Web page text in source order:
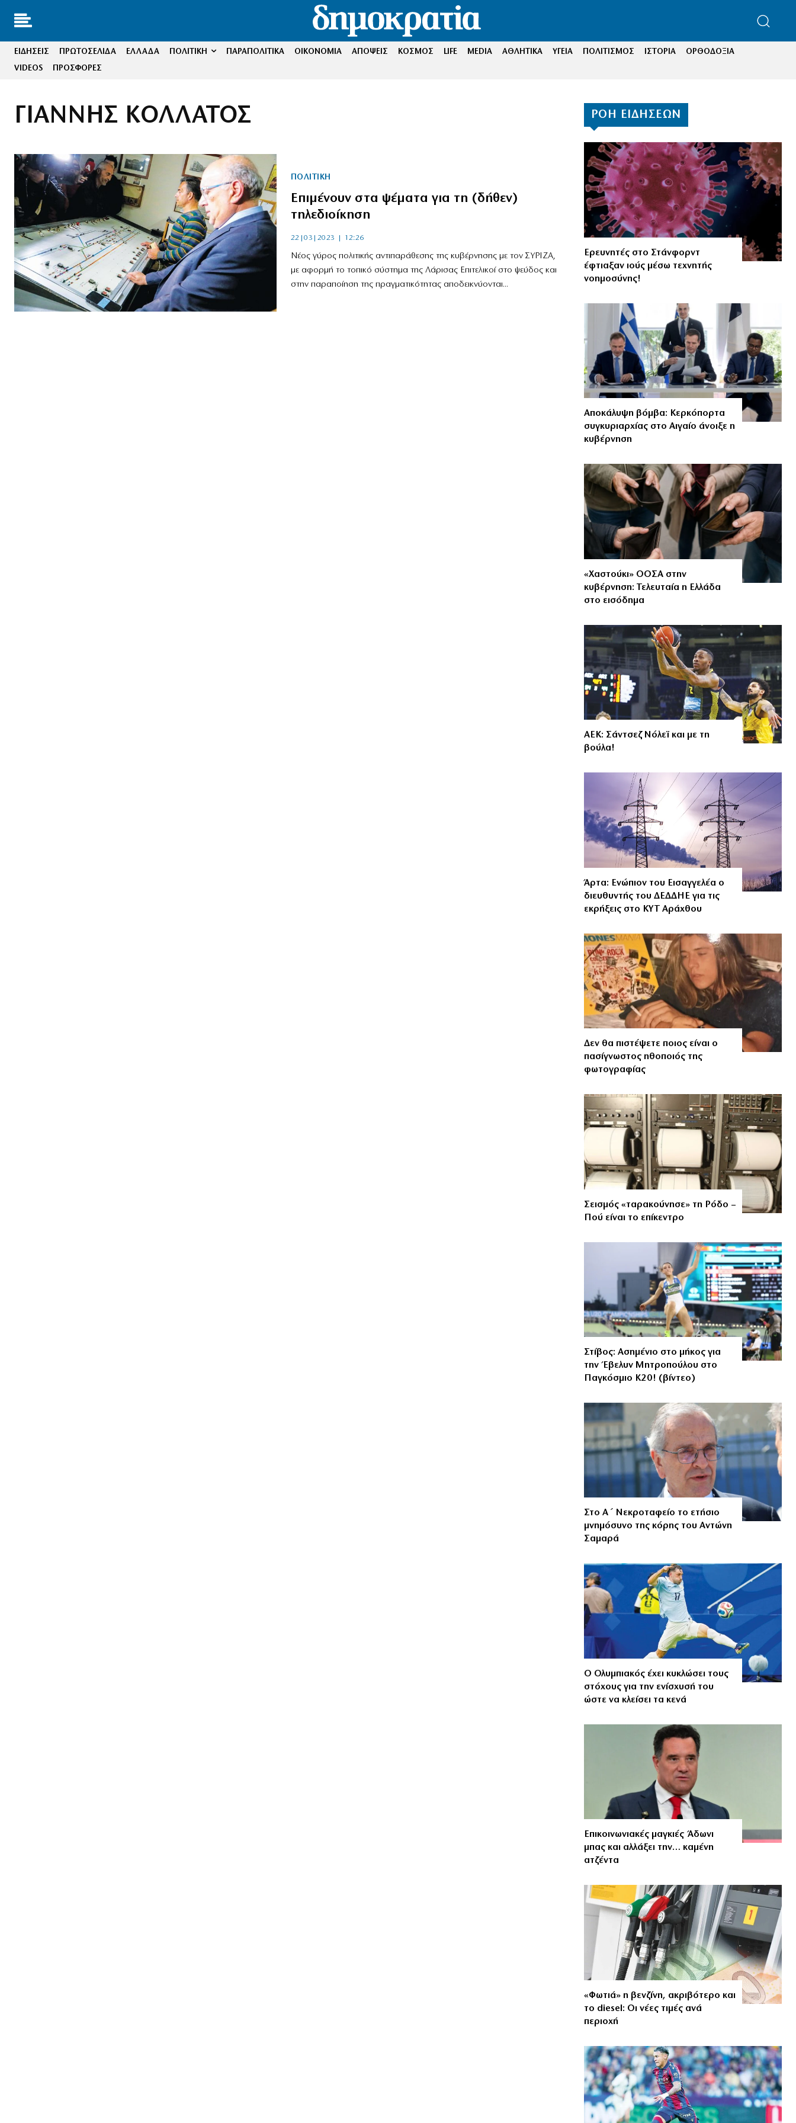
ΕΙΔΗΣΕΙΣ ΠΡΩΤΟΣΕΛΙΔΑ ΕΛΛΑΔΑ ΠΟΛΙΤΙΚΗ ΠΑΡΑΠΟΛΙΤΙΚΑ ΟΙΚΟΝΟΜΙΑ ΑΠΟΨΕΙΣ ΚΟΣΜΟΣ LIFE MEDIA ΑΘΛΗΤΙΚΑ ΥΓΕΙΑ ΠΟΛΙΤΙΣΜΟΣ ΙΣΤΟΡΙΑ
ΟΡΘΟΔΟΞΙΑ
VIDEOS
ΠΡΟΣΦΟΡΕΣ
ΓΙΑΝΝΗΣ ΚΟΛΛΑΤΟΣ
ΠΟΛΙΤΙΚΗ
Επιμένουν στα ψέματα για τη (δήθεν)
τηλεδιοίκηση
22|03|2023 | 12:26
Νέος γύρος πολιτικής αντιπαράθεσης της κυβέρνησης με τον ΣΥΡΙΖΑ,
με αφορμή το τοπικό σύστημα της Λάρισας Επιτελικοί στο ψεύδος και
στην παραποίηση της πραγματικότητας αποδεικνύονται...
ΡΟΗ ΕΙΔΗΣΕΩΝ
Ερευνητές στο Στάνφορντ
έφτιαξαν ιούς μέσω τεχνητής
νοημοσύνης!
Αποκάλυψη βόμβα: Κερκόπορτα
συγκυριαρχίας στο Αιγαίο άνοιξε η
κυβέρνηση
«Χαστούκι» ΟΟΣΑ στην
κυβέρνηση: Τελευταία η Ελλάδα
στο εισόδημα
ΑΕΚ: Σάντσεζ Νόλεϊ και με τη
βούλα!
Άρτα: Ενώπιον του Εισαγγελέα ο
διευθυντής του ΔΕΔΔΗΕ για τις
εκρήξεις στο ΚΥΤ Αράχθου
Δεν θα πιστέψετε ποιος είναι ο
πασίγνωστος ηθοποιός της
φωτογραφίας
Σεισμός «ταρακούνησε» τη Ρόδο –
Πού είναι το επίκεντρο
Στίβος: Ασημένιο στο μήκος για
την Έβελυν Μητροπούλου στο
Παγκόσμιο Κ20! (βίντεο)
Στο Α΄ Νεκροταφείο το ετήσιο
μνημόσυνο της κόρης του Αντώνη
Σαμαρά
Ο Ολυμπιακός έχει κυκλώσει τους
στόχους για την ενίσχυσή του
ώστε να κλείσει τα κενά
Επικοινωνιακές μαγκιές Άδωνι
μπας και αλλάξει την… καμένη
ατζέντα
«Φωτιά» η βενζίνη, ακριβότερο και
το diesel: Οι νέες τιμές ανά
περιοχή